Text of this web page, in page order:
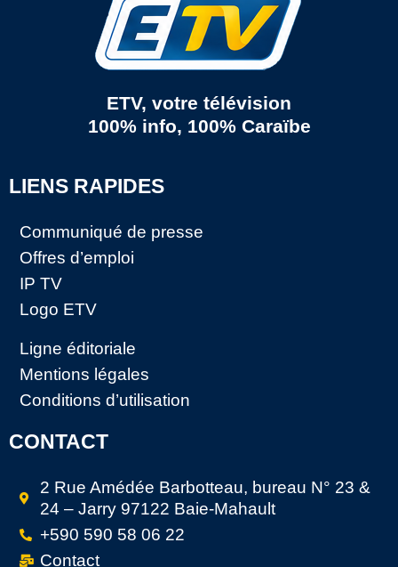
ETV, votre télévision
100% info, 100% Caraïbe
LIENS RAPIDES
Communiqué de presse
Offres d’emploi
IP TV
Logo ETV
Ligne éditoriale
Mentions légales
Conditions d’utilisation
CONTACT
2 Rue Amédée Barbotteau, bureau N° 23 &
24 – Jarry 97122 Baie-Mahault
+590 590 58 06 22
Contact